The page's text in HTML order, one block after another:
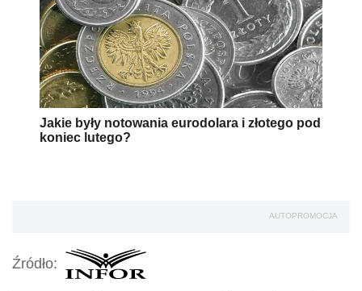
Jakie były notowania eurodolara i złotego pod
koniec lutego?
AUTOPROMOCJA
Źródło: